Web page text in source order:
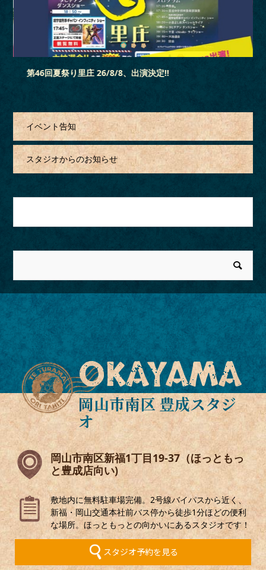
「蓮昌寺夏祭り」 26/7/18、出演決定‼
12 3
イベント告知
スタジオからのお知らせ
OKAYAMA
岡山市南区 豊成スタジ
オ
岡山市南区新福1丁目19-37（ほっともっ
と豊成店向い)
敷地内に無料駐車場完備。2号線バイパスから近く、
新福・岡山交通本社前バス停から徒歩1分ほどの便利
な場所。ほっともっとの向かいにあるスタジオです！
スタジオ予約を見る